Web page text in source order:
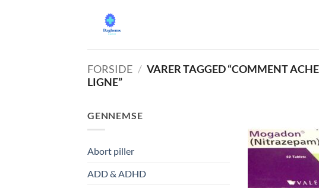
FORSIDE / VARER TAGGED “COMMENT
LIGNE”
GENNEMSE
Abort piller
ADD & ADHD